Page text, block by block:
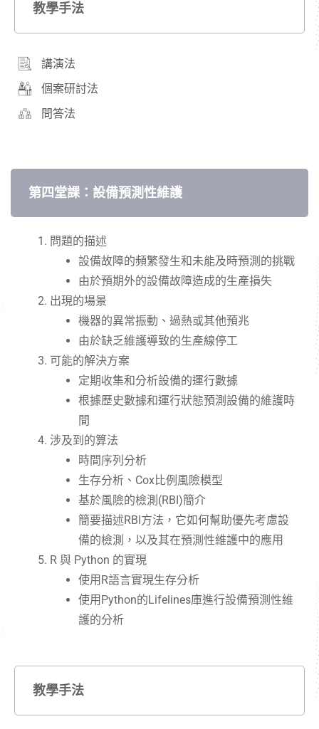
教學手法
講演法
個案研討法
問答法
第四堂課：設備預測性維護
問題的描述
設備故障的頻繁發生和未能及時預測的挑戰
由於預期外的設備故障造成的生產損失
出現的場景
機器的異常振動、過熱或其他預兆
由於缺乏維護導致的生產線停工
可能的解決方案
定期收集和分析設備的運行數據
根據歷史數據和運行狀態預測設備的維護時
間
涉及到的算法
時間序列分析
生存分析、Cox比例風險模型
基於風險的檢測(RBI)簡介
簡要描述RBI方法，它如何幫助優先考慮設
備的檢測，以及其在預測性維護中的應用
R 與 Python 的實現
使用R語言實現生存分析
使用Python的Lifelines庫進行設備預測性維
護的分析
教學手法